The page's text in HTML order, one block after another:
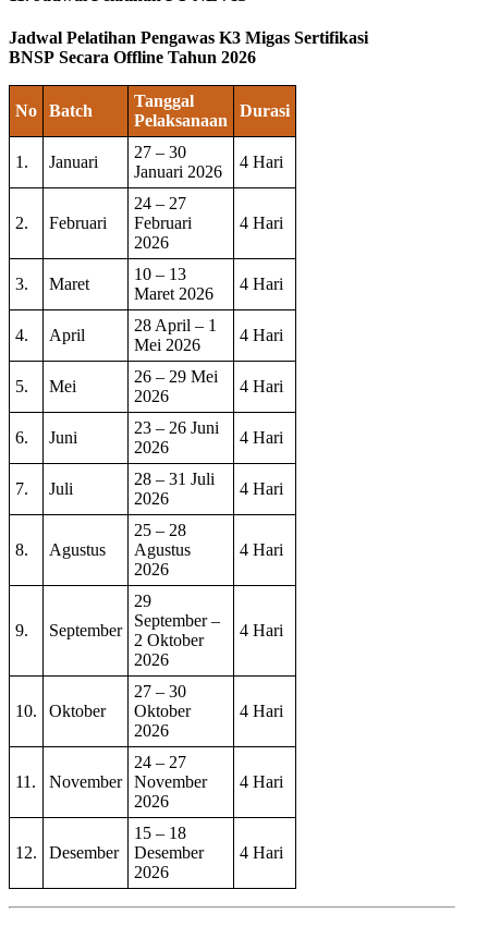
Jadwal Pelatihan Pengawas K3 Migas Sertifikasi
BNSP Secara Offline Tahun 2026
No Batch
Tanggal
Pelaksanaan
Durasi
1. Januari
27 – 30
Januari 2026
4 Hari
2. Februari
24 – 27
Februari
2026
4 Hari
3. Maret
10 – 13
Maret 2026
4 Hari
4. April
28 April – 1
Mei 2026
4 Hari
5. Mei
26 – 29 Mei
2026
4 Hari
6. Juni
23 – 26 Juni
2026
4 Hari
7. Juli
28 – 31 Juli
2026
4 Hari
8. Agustus
25 – 28
Agustus
2026
4 Hari
9. September
29
September –
2 Oktober
2026
4 Hari
10. Oktober
27 – 30
Oktober
2026
4 Hari
11. November
24 – 27
November
2026
4 Hari
12. Desember
15 – 18
Desember
2026
4 Hari